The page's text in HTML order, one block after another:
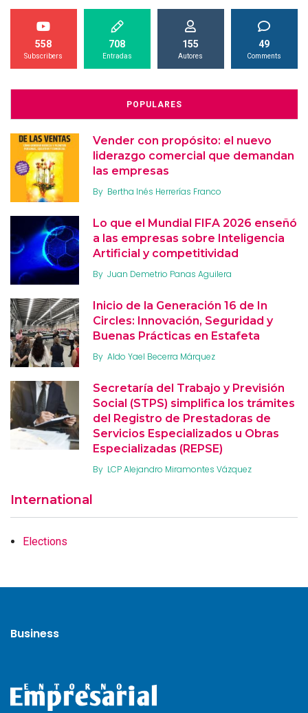
558
Subscribers
708
Entradas
155
Autores
49
Comments
POPULARES
Vender con propósito: el nuevo
liderazgo comercial que demandan
las empresas
By Bertha Inés Herrerías Franco
Lo que el Mundial FIFA 2026 enseñó
a las empresas sobre Inteligencia
Artificial y competitividad
By Juan Demetrio Panas Aguilera
Inicio de la Generación 16 de In
Circles: Innovación, Seguridad y
Buenas Prácticas en Estafeta
By Aldo Yael Becerra Márquez
Secretaría del Trabajo y Previsión
Social (STPS) simplifica los trámites
del Registro de Prestadoras de
Servicios Especializados u Obras
Especializadas (REPSE)
By LCP Alejandro Miramontes Vázquez
International
Elections
Business